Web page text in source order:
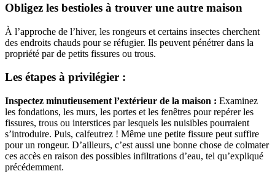
Obligez les bestioles à trouver une autre maison
À l’approche de l’hiver, les rongeurs et certains insectes cherchent
des endroits chauds pour se réfugier. Ils peuvent pénétrer dans la
propriété par de petits fissures ou trous.
Les étapes à privilégier :
Inspectez minutieusement l’extérieur de la maison : Examinez
les fondations, les murs, les portes et les fenêtres pour repérer les
fissures, trous ou interstices par lesquels les nuisibles pourraient
s’introduire. Puis, calfeutrez ! Même une petite fissure peut suffire
pour un rongeur. D’ailleurs, c’est aussi une bonne chose de colmater
ces accès en raison des possibles infiltrations d’eau, tel qu’expliqué
précédemment.